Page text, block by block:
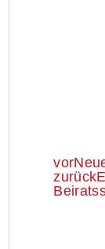
vor
zurück